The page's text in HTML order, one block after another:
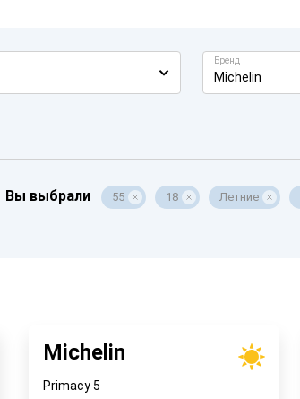
Бренд
Michelin
Вы выбрали 55 18 Летние
Michelin
Primacy 5